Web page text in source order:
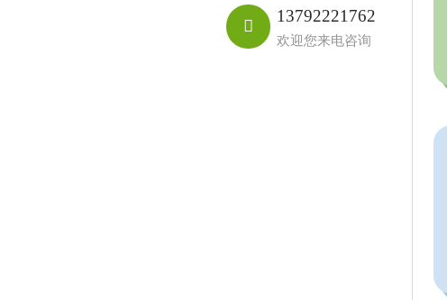

13792221762
欢迎您来电咨询